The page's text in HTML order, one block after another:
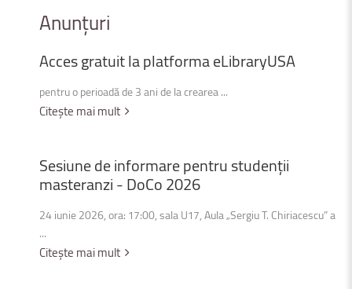
Anunțuri
AccesgratuitlaplatformaeLibraryUSA
pentru o perioadă de 3 ani de la crearea ...
Citește mai mult
Sesiunedeinformarepentrustudenții
masteranzi-DoCo2026
24 iunie 2026, ora: 17:00, sala U17, Aula „Sergiu T. Chiriacescu” a
...
Citește mai mult